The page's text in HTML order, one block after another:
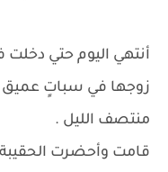
أنتهي اليوم حتي
زوجها في سباتٍ عميق
منتصف الليل .
قامت وأحضرت الحقيبة